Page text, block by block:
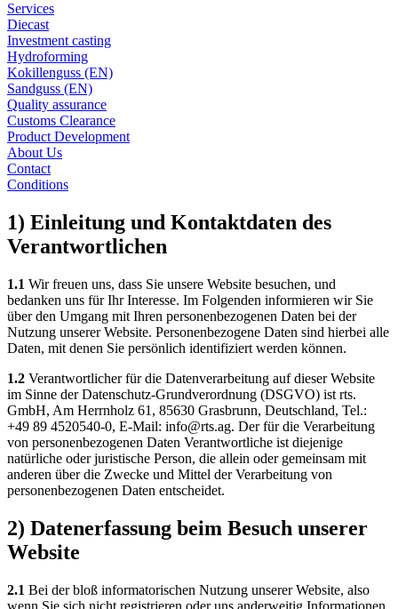
Services
Diecast
Investment casting
Hydroforming
Kokillenguss (EN)
Sandguss (EN)
Quality assurance
Customs Clearance
Product Development
About Us
Contact
Conditions
1) Einleitung und Kontaktdaten des
Verantwortlichen
1.1 Wir freuen uns, dass Sie unsere Website besuchen, und
bedanken uns für Ihr Interesse. Im Folgenden informieren wir Sie
über den Umgang mit Ihren personenbezogenen Daten bei der
Nutzung unserer Website. Personenbezogene Daten sind hierbei alle
Daten, mit denen Sie persönlich identifiziert werden können.
1.2 Verantwortlicher für die Datenverarbeitung auf dieser Website
im Sinne der Datenschutz-Grundverordnung (DSGVO) ist rts.
GmbH, Am Herrnholz 61, 85630 Grasbrunn, Deutschland, Tel.:
+49 89 4520540-0, E-Mail: info@rts.ag. Der für die Verarbeitung
von personenbezogenen Daten Verantwortliche ist diejenige
natürliche oder juristische Person, die allein oder gemeinsam mit
anderen über die Zwecke und Mittel der Verarbeitung von
personenbezogenen Daten entscheidet.
2) Datenerfassung beim Besuch unserer
Website
2.1 Bei der bloß informatorischen Nutzung unserer Website, also
wenn Sie sich nicht registrieren oder uns anderweitig Informationen